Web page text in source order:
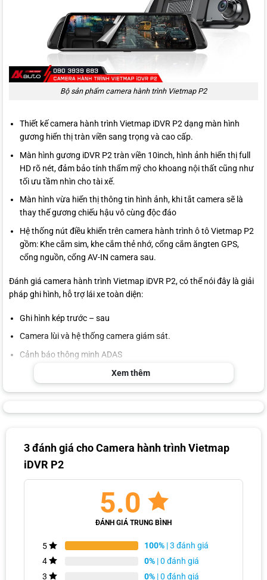
Bộ sản phẩm camera hành trình Vietmap P2
Thiết kế camera hành trình Vietmap iDVR P2 dạng màn hình
gương hiển thị tràn viền sang trọng và cao cấp.
Màn hình gương iDVR P2 tràn viền 10inch, hình ảnh hiển thị full
HD rõ nét, đảm bảo tính thẩm mỹ cho khoang nội thất cũng như
tối ưu tầm nhìn cho tài xế.
Màn hình vừa hiển thị thông tin hình ảnh, khi tắt camera sẽ là
thay thế gương chiếu hậu vô cùng độc đáo
Hệ thống nút điều khiển trên camera hành trình ô tô Vietmap P2
gồm: Khe cắm sim, khe cắm thẻ nhớ, cổng cắm ăngten GPS,
cổng nguồn, cổng AV-IN camera sau.
Đánh giá camera hành trình Vietmap iDVR P2, có thể nói đây là giải
pháp ghi hình, hỗ trợ lái xe toàn diện:
Ghi hình kép trước – sau
Camera lùi và hệ thống camera giám sát.
Cảnh báo thông minh ADAS
Ứng dụng giám sát xe online
Thông số kỹ thuật nổi bật của Vietmap P2
xe chọn lựa, không chỉ vì thiết kế màn hình đẹp mắt, đa dạng tính
năng mà còn do cấu hình mạnh mẽ.
(Có thể điều chỉnh góc quay
Kênh trước góc rộng 170°
Kênh sau góc rộng 150°
Độ phân giải video
Camera trước Full HD 1080p
Camera sau AHD 720p
Xem thêm
3 đánh giá choCamera hành trình Vietmap
iDVR P2
5.0
ĐÁNH GIÁ TRUNG BÌNH
5 100% | 3 đánh giá
4
0% | 0 đánh giá
3
0% | 0 đánh giá